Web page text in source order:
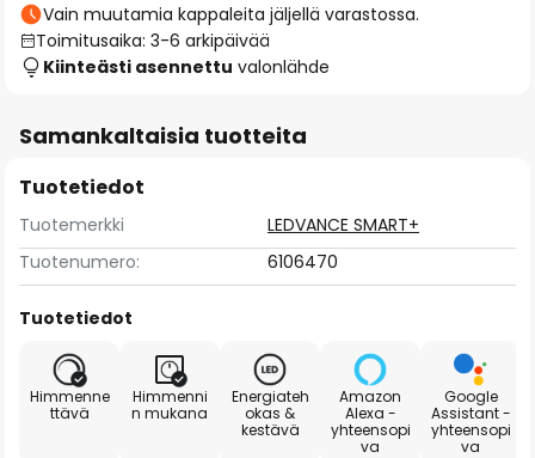
Vain muutamia kappaleita jäljellä varastossa.
Toimitusaika: 3-6 arkipäivää
Kiinteästi asennettu valonlähde
Samankaltaisia tuotteita
Tuotetiedot
Tuotemerkki
LEDVANCE SMART+
Tuotenumero:
6106470
Tuotetiedot
Himmenne
ttävä
Himmenni
n mukana
Energiateh
okas &
kestävä
Amazon
Alexa -
yhteensopi
va
Google
Assistant -
yhteensopi
va